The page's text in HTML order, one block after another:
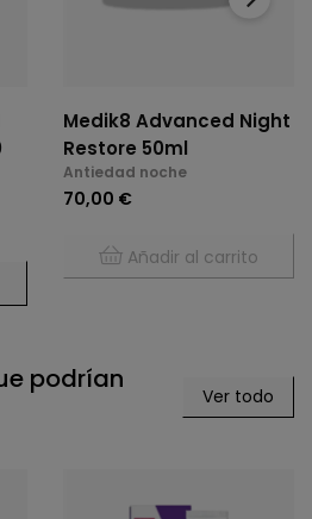
Medik8 Advanced Night
Restore 50ml
Antiedad noche
70,00 €
Añadir al carrito
podrían
Ver todo